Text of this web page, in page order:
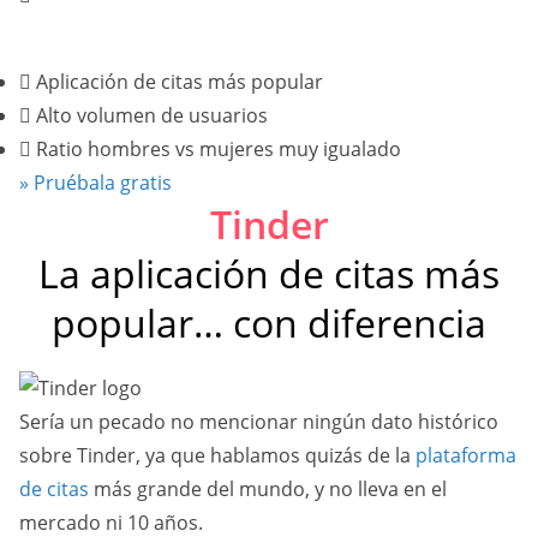
Aplicación de citas más popular
Alto volumen de usuarios
Ratio hombres vs mujeres muy igualado
» Pruébala gratis
Tinder
La aplicación de citas más
popular… con diferencia
Sería un pecado no mencionar ningún dato histórico
sobre Tinder, ya que hablamos quizás de la plataforma
de citas más grande del mundo, y no lleva en el
mercado ni 10 años.